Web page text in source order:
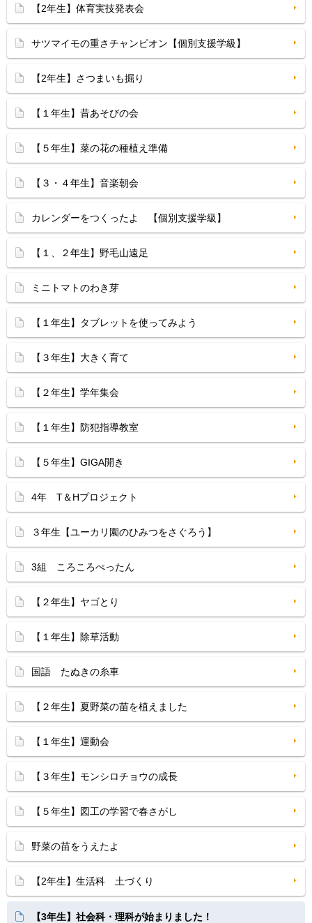
【2年生】体育実技発表会
サツマイモの重さチャンピオン【個別支援学級】
【2年生】さつまいも掘り
【１年生】昔あそびの会
【５年生】菜の花の種植え準備
【３・４年生】音楽朝会
カレンダーをつくったよ 【個別支援学級】
【１、２年生】野毛山遠足
ミニトマトのわき芽
【１年生】タブレットを使ってみよう
【３年生】大きく育て
【２年生】学年集会
【１年生】防犯指導教室
【５年生】GIGA開き
4年 T＆Hプロジェクト
３年生【ユーカリ園のひみつをさぐろう】
3組 ころころぺったん
【２年生】ヤゴとり
【１年生】除草活動
国語 たぬきの糸車
【２年生】夏野菜の苗を植えました
【１年生】運動会
【３年生】モンシロチョウの成長
【５年生】図工の学習で春さがし
野菜の苗をうえたよ
【2年生】生活科 土づくり
【3年生】社会科・理科が始まりました！